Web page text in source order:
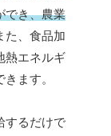
でき、農業
た、食品加
熱エネルギ
ます。
するだけで